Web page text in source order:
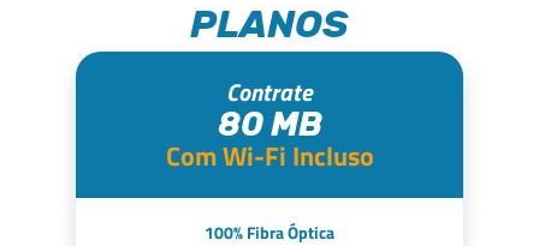
PLANOS
Contrate
80 MB
Com Wi-Fi Incluso
100% Fibra Óptica